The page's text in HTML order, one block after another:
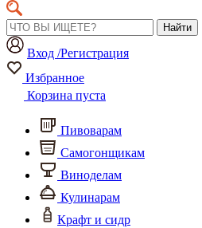
Найти
Вход /Регистрация
Избранное
Корзина пуста
Пивоварам
Самогонщикам
Виноделам
Кулинарам
Крафт и сидр